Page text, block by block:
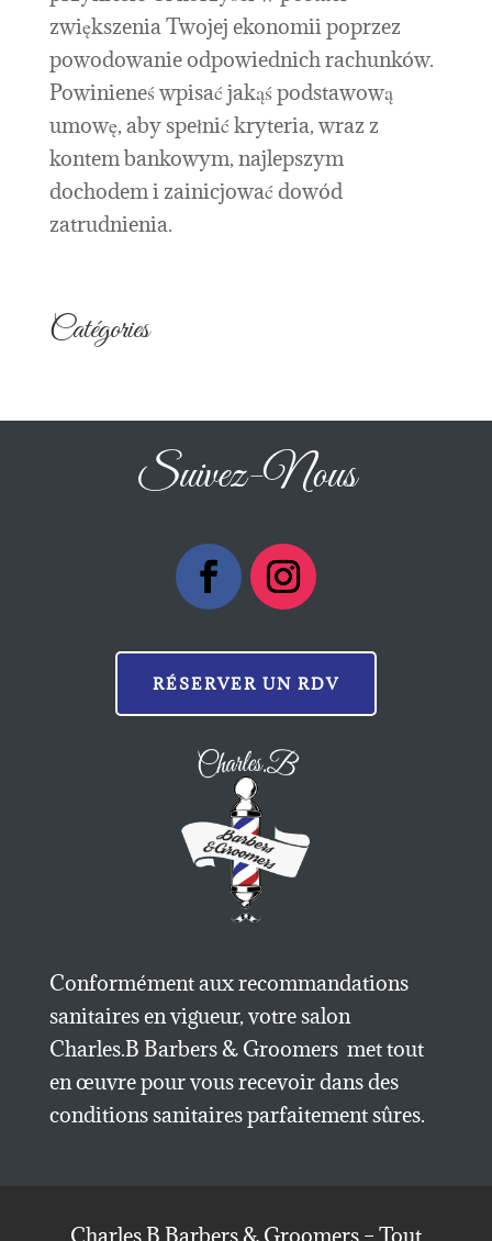
zwiększenia Twojej ekonomii poprzez
powodowanie odpowiednich rachunków.
Powinieneś wpisać jakąś podstawową
umowę, aby spełnić kryteria, wraz z
kontem bankowym, najlepszym
dochodem i zainicjować dowód
zatrudnienia.
Catégories
Suivez-Nous
RÉSERVER UN RDV
Conformément aux recommandations
sanitaires en vigueur, votre salon
Charles.B Barbers & Groomers met tout
en œuvre pour vous recevoir dans des
conditions sanitaires parfaitement sûres.
Charles.B Barbers & Groomers – Tout